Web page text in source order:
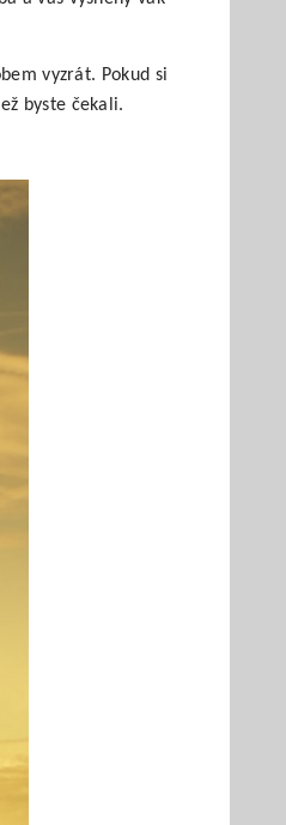
vyzrát. Pokud si
byste čekali.